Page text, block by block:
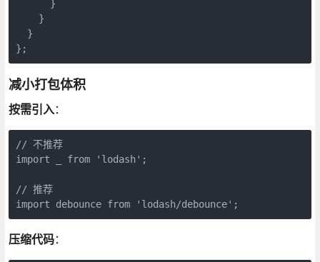
      }
    }
  }
};
减小打包体积
按需引入：
// 不推荐
import _ from 'lodash';
// 推荐
import debounce from 'lodash/debounce';
压缩代码：